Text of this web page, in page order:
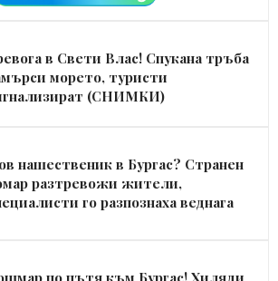
в Свети Влас! Спукана тръба
морето, туристи
(СНИМКИ)
нашественик в Бургас? Странен
разтревожи жители,
го разпознаха веднага